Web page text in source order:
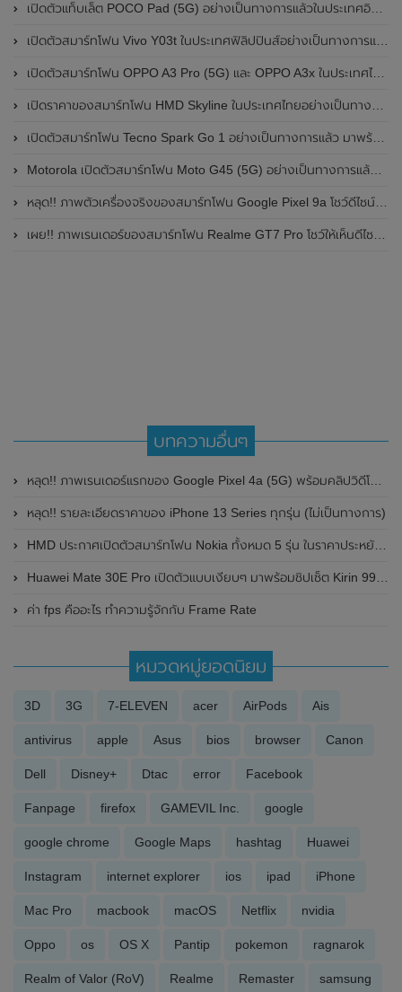
เปิดตัวแท็บเล็ต POCO Pad (5G) อย่างเป็นทางการแล้วในประเทศอินเดีย มาพร้อมชิปเซ็ต Snapdragon 7s Gen 2 ของ Qualcomm และรองรับเครือข่าย 5G
เปิดตัวสมาร์ทโฟน Vivo Y03t ในประเทศฟิลิปปินส์อย่างเป็นทางการแล้ว มาพร้อมชิปเซ็ต Unisoc T612 , กล้องหลัง ความละเอียด 13MP , แบตเตอรี่ 5,000mAh และหน้าจอแสดงผล LCD / 90Hz
เปิดตัวสมาร์ทโฟน OPPO A3 Pro (5G) และ OPPO A3x ในประเทศไทยอย่างเป็นทางการแล้ว ในราคาเริ่มต้นเพียง 3,999 บาท
เปิดราคาของสมาร์ทโฟน HMD Skyline ในประเทศไทยอย่างเป็นทางการแล้ว ราคา 14,990 บาท
เปิดตัวสมาร์ทโฟน Tecno Spark Go 1 อย่างเป็นทางการแล้ว มาพร้อมหน้าจอแสดงผล LCD / 120Hz , แบตเตอรี่ 5,000mAh และใช้ชิปเซ็ต Unisoc
Motorola เปิดตัวสมาร์ทโฟน Moto G45 (5G) อย่างเป็นทางการแล้วในอินเดีย
หลุด!! ภาพตัวเครื่องจริงของสมาร์ทโฟน Google Pixel 9a โชว์ดีไซน์ใหม่ กล้องหลังแบนราบ ไม่มีกรอบของกล้องแล้ว
เผย!! ภาพเรนเดอร์ของสมาร์ทโฟน Realme GT7 Pro โชว์ให้เห็นดีไซน์ใหม่ พร้อมเผยรายละเอียดสเปกที่สำคัญบางส่วน
บทความอื่นๆ
หลุด!! ภาพเรนเดอร์แรกของ Google Pixel 4a (5G) พร้อมคลิปวิดีโอสั้นๆโชว์ดีไซน์ ที่ดูคล้ายกับรุ่น LTE มาก
หลุด!! รายละเอียดราคาของ iPhone 13 Series ทุกรุ่น (ไม่เป็นทางการ)
HMD ประกาศเปิดตัวสมาร์ทโฟน Nokia ทั้งหมด 5 รุ่น ในราคาประหยัด , แสนถูก และสบายกระเป๋า
Huawei Mate 30E Pro เปิดตัวแบบเงียบๆ มาพร้อมชิปเซ็ต Kirin 990E รุ่นใหม่ไฟแรง
ค่า fps คืออะไร ทำความรู้จักกับ Frame Rate
หมวดหมู่ยอดนิยม
3D 3G 7-ELEVEN acer AirPods Ais
antivirus apple Asus bios browser Canon
Dell Disney+ Dtac error Facebook
Fanpage firefox GAMEVIL Inc. google
google chrome Google Maps hashtag Huawei
Instagram internet explorer ios ipad iPhone
Mac Pro macbook macOS Netflix nvidia
Oppo os OS X Pantip pokemon ragnarok
Realm of Valor (RoV) Realme Remaster samsung